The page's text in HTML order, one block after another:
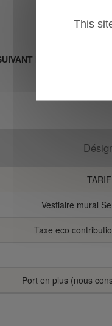
LES QUANTITES
Vestiaire mural
Taxe eco
Port en plus (nous
This